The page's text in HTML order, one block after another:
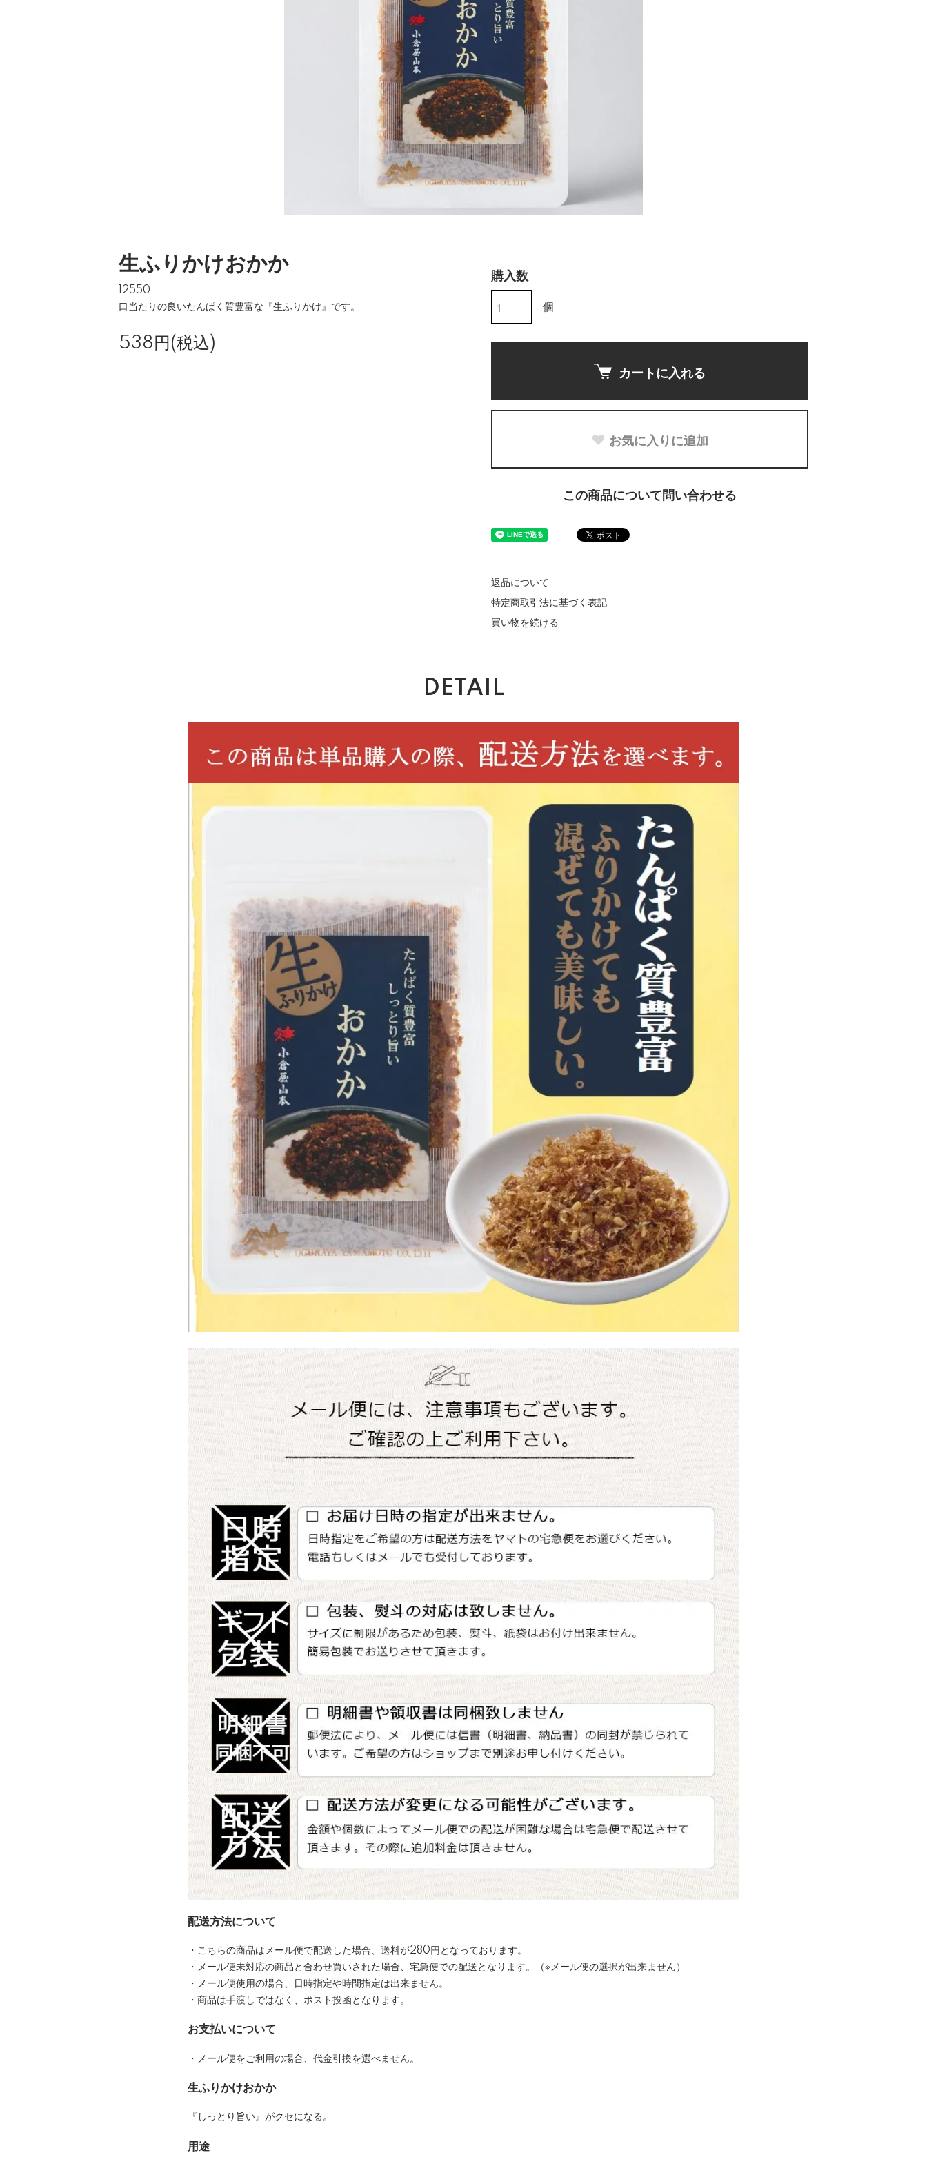
生ふりかけおかか
12550
口当たりの良いたんぱく質豊富な『生ふりかけ』です。
538円(税込)
購入数
個
カートに入れる
お気に入りに追加
この商品について問い合わせる
返品について
特定商取引法に基づく表記
買い物を続ける
DETAIL
配送方法について
・こちらの商品はメール便で配送した場合、送料が280円となっております。
・メール便未対応の商品と合わせ買いされた場合、宅急便での配送となります。（※メール便の選択が出来ません）
・メール便使用の場合、日時指定や時間指定は出来ません。
・商品は手渡しではなく、ポスト投函となります。
お支払いについて
・メール便をご利用の場合、代金引換を選べません。
生ふりかけおかか
『しっとり旨い』がクセになる。
用途